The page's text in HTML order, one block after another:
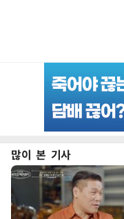
많이 본 기사